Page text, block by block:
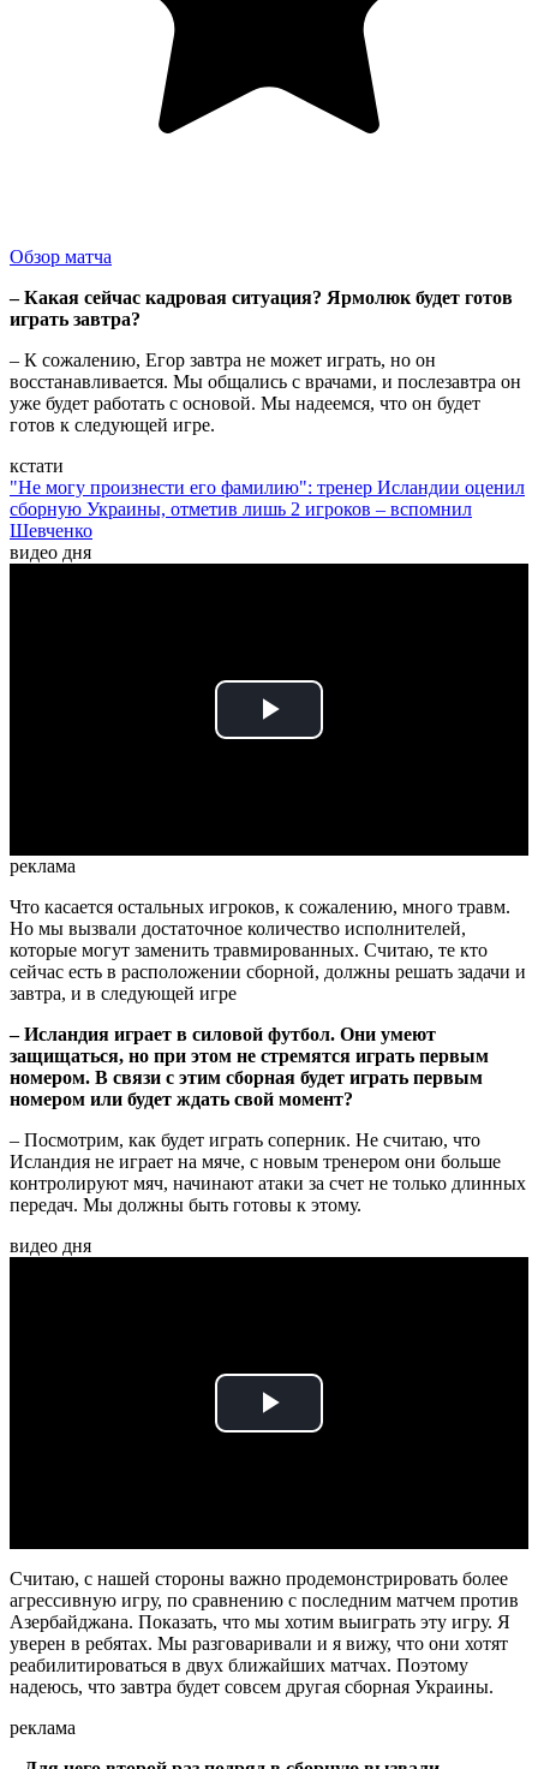
Обзор матча
– Какая сейчас кадровая ситуация? Ярмолюк будет готов
играть завтра?
– К сожалению, Егор завтра не может играть, но он
восстанавливается. Мы общались с врачами, и послезавтра он
уже будет работать с основой. Мы надеемся, что он будет
готов к следующей игре.
кстати
"Не могу произнести его фамилию": тренер Исландии оценил
сборную Украины, отметив лишь 2 игроков – вспомнил
Шевченко
видео дня
Play
реклама
Что касается остальных игроков, к сожалению, много травм.
Но мы вызвали достаточное количество исполнителей,
которые могут заменить травмированных. Считаю, те кто
сейчас есть в расположении сборной, должны решать задачи и
завтра, и в следующей игре
– Исландия играет в силовой футбол. Они умеют
защищаться, но при этом не стремятся играть первым
номером. В связи с этим сборная будет играть первым
номером или будет ждать свой момент?
– Посмотрим, как будет играть соперник. Не считаю, что
Исландия не играет на мяче, с новым тренером они больше
контролируют мяч, начинают атаки за счет не только длинных
передач. Мы должны быть готовы к этому.
видео дня
Play
Считаю, с нашей стороны важно продемонстрировать более
агрессивную игру, по сравнению с последним матчем против
Азербайджана. Показать, что мы хотим выиграть эту игру. Я
уверен в ребятах. Мы разговаривали и я вижу, что они хотят
реабилитироваться в двух ближайших матчах. Поэтому
надеюсь, что завтра будет совсем другая сборная Украины.
реклама